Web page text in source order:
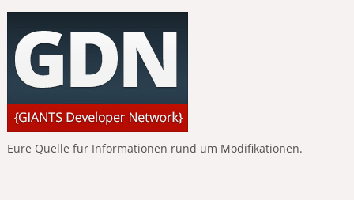
Eure Quelle für Informationen rund um Modifikationen.